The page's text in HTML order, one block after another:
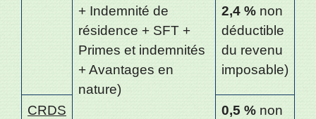
+ Indemnité de
résidence + SFT +
Primes et indemnités
+ Avantages en
nature)
2,4 % non
déductible
du revenu
imposable)
CRDS 0,5 % non